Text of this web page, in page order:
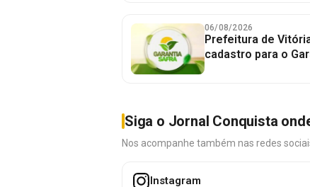
06/08/2026
Prefeitura de
cadastro para o
Siga o Jornal Conquista
Nos acompanhe também nas redes
Instagram